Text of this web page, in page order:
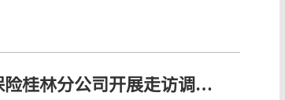
【访企拓岗】金融与法律学院赴中国人民财产保险桂林分公司开展走访调研暨校企合作交流活动